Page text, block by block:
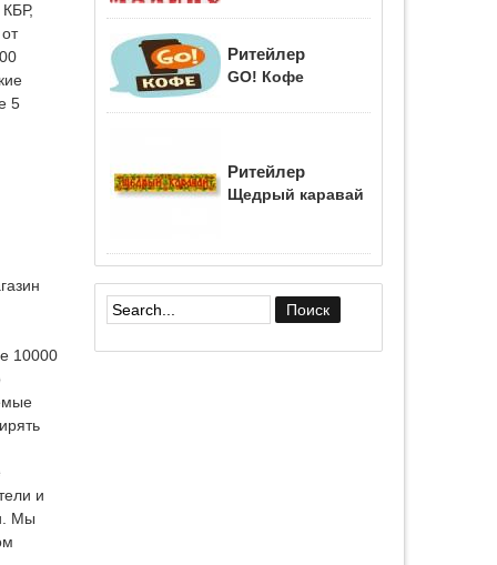
5
10000
и
Мы
Ритейлер
GO! Кофе
Ритейлер
Щедрый каравай
Форма поиска